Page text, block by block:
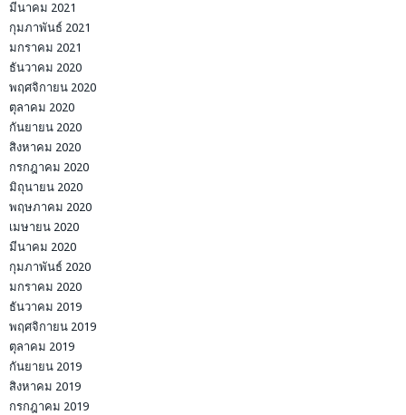
มีนาคม 2021
กุมภาพันธ์ 2021
มกราคม 2021
ธันวาคม 2020
พฤศจิกายน 2020
ตุลาคม 2020
กันยายน 2020
สิงหาคม 2020
กรกฎาคม 2020
มิถุนายน 2020
พฤษภาคม 2020
เมษายน 2020
มีนาคม 2020
กุมภาพันธ์ 2020
มกราคม 2020
ธันวาคม 2019
พฤศจิกายน 2019
ตุลาคม 2019
กันยายน 2019
สิงหาคม 2019
กรกฎาคม 2019